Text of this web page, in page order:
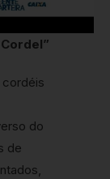
cordéis
do
de